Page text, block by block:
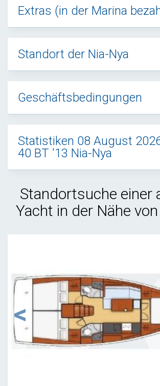
Extras (in der Marina
Standort der Nia-Nya
Geschäftsbedingungen
Statistiken 08 August
40 BT '13 Nia-Nya
Standortsuche einer
Yacht in der Nähe